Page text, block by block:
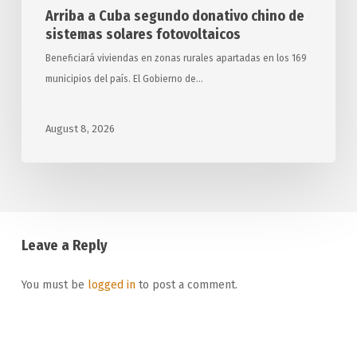
Arriba a Cuba segundo donativo chino de
sistemas solares fotovoltaicos
Beneficiará viviendas en zonas rurales apartadas en los 169
municipios del país. El Gobierno de…
August 8, 2026
Leave a Reply
You must be logged into post a comment.